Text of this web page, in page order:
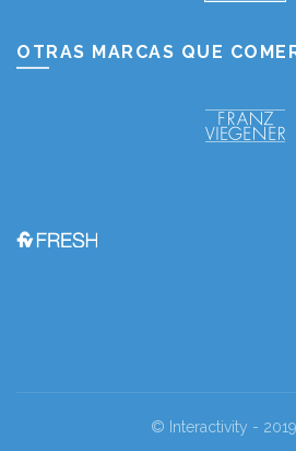
OTRAS MARCAS QUE
© Interactivity -